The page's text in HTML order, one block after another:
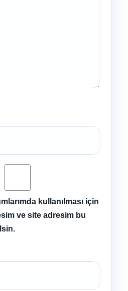
kullanılması için
ve site adresim bu